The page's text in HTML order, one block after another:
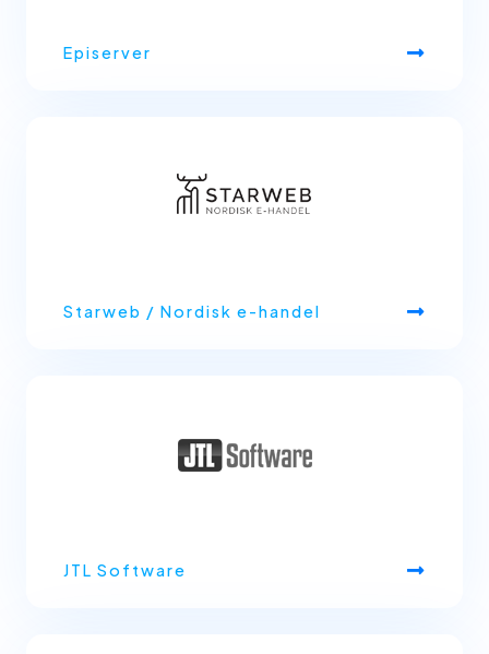
Episerver
Starweb / Nordisk e-handel
JTL Software